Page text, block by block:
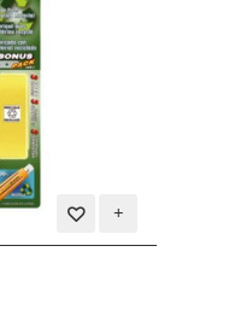
Aggiungi